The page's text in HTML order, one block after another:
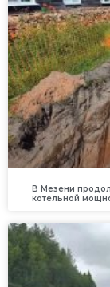
В Мезени
котельной